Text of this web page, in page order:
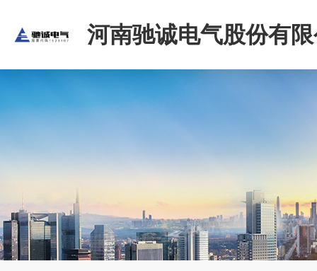
河南驰诚电气股份有